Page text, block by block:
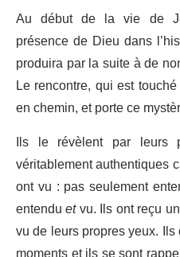
Au début de la vie de
présence de Dieu dans
produira par la suite à de
Le rencontre, qui est
en chemin, et porte ce
Ils le révèlent par leurs
véritablement authentiques
ont vu : pas seulement
entenduetvu. Ils ont reçu
vu de leurs propres yeux.